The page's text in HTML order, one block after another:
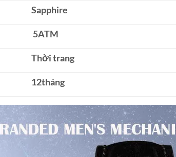
Sapphire
5ATM
Thời trang
12tháng